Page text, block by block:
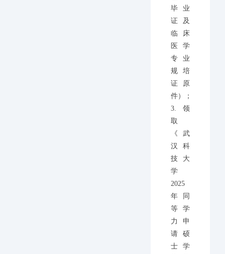
毕业
证及
临床
医学
专业
规培
证原
件）；
3.领
取
《武
汉科
技大
学
2025
年同
等学
力申
请硕
士学